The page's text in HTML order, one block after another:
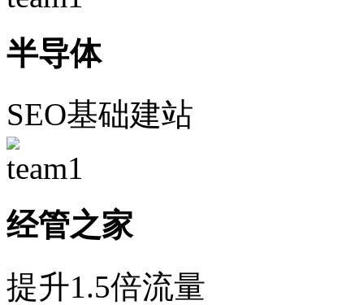
半导体
SEO基础建站
经管之家
提升1.5倍流量